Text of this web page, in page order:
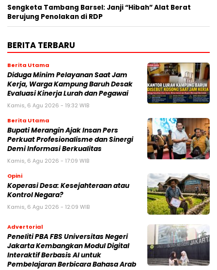
Sengketa Tambang Barsel: Janji “Hibah” Alat Berat
Berujung Penolakan di RDP
BERITA TERBARU
Berita Utama
Diduga Minim Pelayanan Saat Jam
Kerja, Warga Kampung Baruh Desak
Evaluasi Kinerja Lurah dan Pegawai
Kamis, 6 Agu 2026 - 19:32 WIB
Berita Utama
Bupati Merangin Ajak Insan Pers
Perkuat Profesionalisme dan Sinergi
Demi Informasi Berkualitas
Kamis, 6 Agu 2026 - 17:09 WIB
Opini
Koperasi Desa: Kesejahteraan atau
Kontrol Negara?
Kamis, 6 Agu 2026 - 12:09 WIB
Advertorial
Peneliti PBA FBS Universitas Negeri
Jakarta Kembangkan Modul Digital
Interaktif Berbasis AI untuk
Pembelajaran Berbicara Bahasa Arab